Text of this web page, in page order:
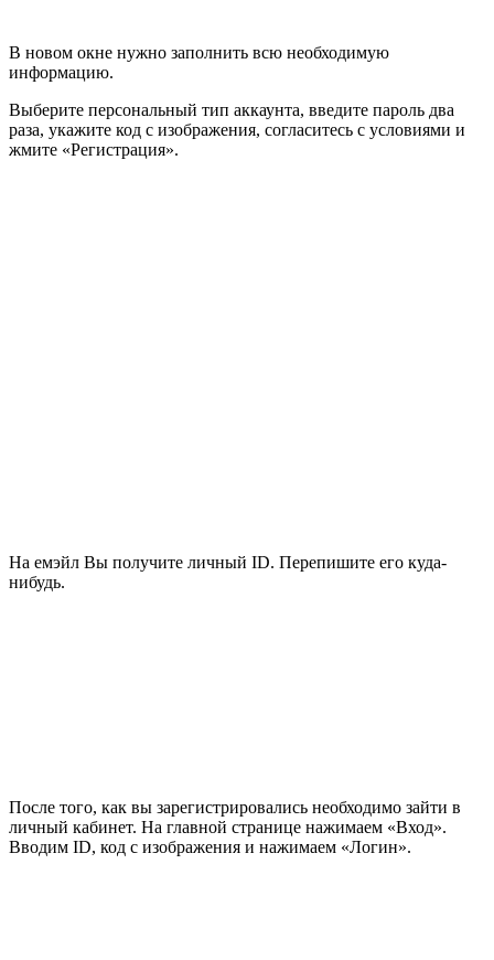
В новом окне нужно заполнить всю необходимую
информацию.
Выберите персональный тип аккаунта, введите пароль два
раза, укажите код с изображения, согласитесь с условиями и
жмите «Регистрация».
На емэйл Вы получите личный ID. Перепишите его куда-
нибудь.
После того, как вы зарегистрировались необходимо зайти в
личный кабинет. На главной странице нажимаем «Вход».
Вводим ID, код с изображения и нажимаем «Логин».